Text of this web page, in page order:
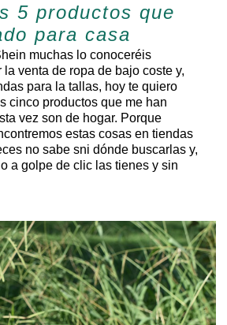
5 productos que
para casa
muchas lo conoceréis
venta de ropa de bajo coste y,
para la tallas, hoy te quiero
cinco productos que me han
vez son de hogar. Porque
estas cosas en tiendas
no sabe sni dónde buscarlas y,
a golpe de clic las tienes y sin